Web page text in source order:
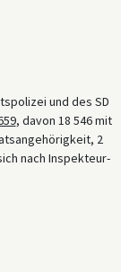
und des SD
, davon 18 546 mit
2
nach Inspekteur-